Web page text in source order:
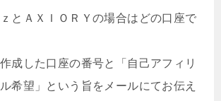
とＡＸＩＯＲＹの場合はどの口座で
成した口座の番号と「自己アフィリ
希望」という旨をメールにてお伝え